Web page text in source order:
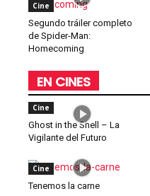
Cine
Segundo tráiler completo
de Spider-Man:
Homecoming
EN CINES
Cine
Ghost in the Shell – La
Vigilante del Futuro
Cine
Tenemos la carne